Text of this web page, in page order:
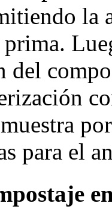
la
del
para el